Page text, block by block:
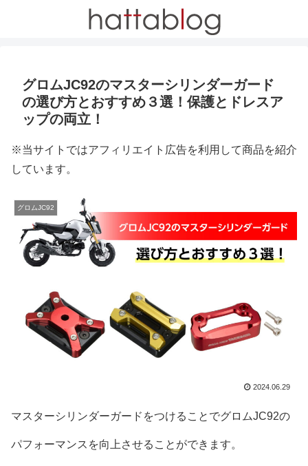
グロムJC92のマスターシリンダーガード
の選び方とおすすめ３選！保護とドレスア
ップの両立！
※当サイトではアフィリエイト広告を利用して商品を紹介
しています。
グロムJC92
2024.06.29
マスターシリンダーガードをつけることでグロムJC92の
パフォーマンスを向上させることができます。